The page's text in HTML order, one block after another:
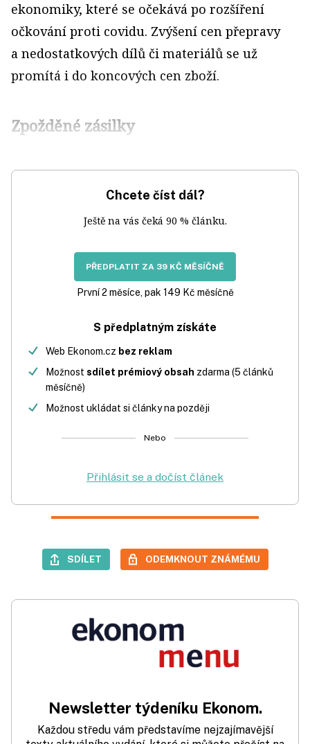
ekonomiky, které se očekává po rozšíření
očkování proti covidu. Zvýšení cen přepravy
a nedostatkových dílů či materiálů se už
promítá i do koncových cen zboží.
Zpožděné zásilky
Chcete číst dál?
Ještě na vás čeká 90 % článku.
PŘEDPLATIT ZA 39 KČ MĚSÍČNĚ
První 2 měsíce, pak 149 Kč měsíčně
S předplatným získáte
Web Ekonom.cz bez reklam
Možnost sdílet prémiový obsah zdarma (5 článků
měsíčně)
Možnost ukládat si články na později
Nebo
Přihlásit se a dočíst článek
SDÍLET ODEMKNOUT ZNÁMÉMU
Newsletter týdeníku Ekonom.
Každou středu vám představíme nejzajímavější